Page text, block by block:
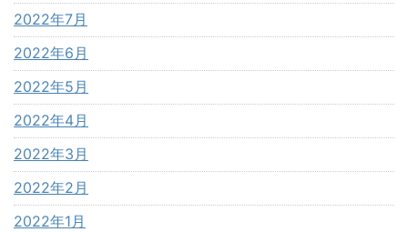
2022年7月
2022年6月
2022年5月
2022年4月
2022年3月
2022年2月
2022年1月